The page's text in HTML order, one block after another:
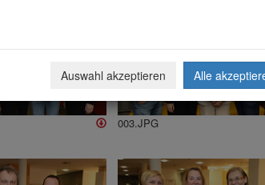
003.JPG
Auswahl akzeptieren Alle